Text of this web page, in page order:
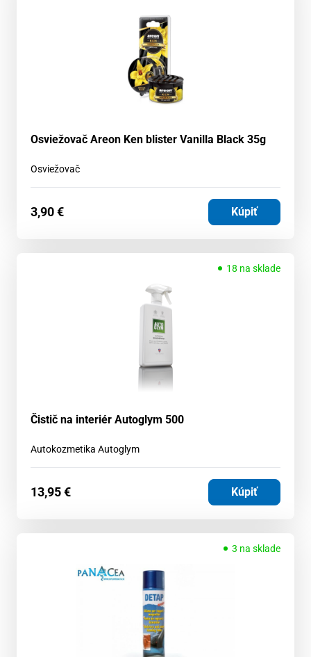
Osviežovač Areon Ken blister Vanilla Black 35g
Osviežovač
3,90€ Kúpiť
18 na sklade
Čistič na interiér Autoglym 500
Autokozmetika Autoglym
13,95€ Kúpiť
3 na sklade